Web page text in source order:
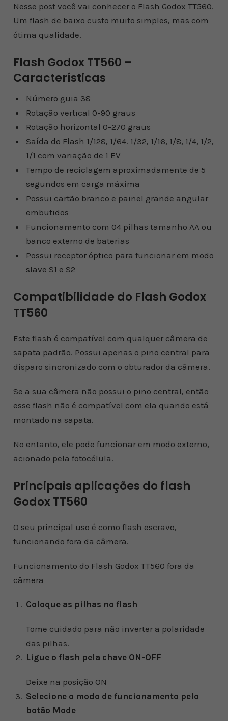
Nesse post você vai conhecer o Flash Godox TT560.
Um flash de baixo custo muito simples, mas com
ótima qualidade.
Flash Godox TT560 –
Características
Número guia 38
Rotação vertical 0-90 graus
Rotação horizontal 0-270 graus
Saída do Flash 1/128, 1/64. 1/32, 1/16, 1/8, 1/4, 1/2,
1/1 com variação de 1 EV
Tempo de reciclagem aproximadamente de 5
segundos em carga máxima
Possui cartão branco e painel grande angular
embutidos
Funcionamento com 04 pilhas tamanho AA ou
banco externo de baterias
Possui receptor óptico para funcionar em modo
slave S1 e S2
Compatibilidade do Flash Godox
TT560
Este flash é compatível com qualquer câmera de
sapata padrão. Possui apenas o pino central para
disparo sincronizado com o obturador da câmera.
Se a sua câmera não possui o pino central, então
esse flash não é compatível com ela quando está
montado na sapata.
No entanto, ele pode funcionar em modo externo,
acionado pela fotocélula.
Principais aplicações do flash
Godox TT560
O seu principal uso é como flash escravo,
funcionando fora da câmera.
Funcionamento do Flash Godox TT560 fora da
câmera
Coloque as pilhas no flash
Tome cuidado para não inverter a polaridade
das pilhas.
Ligue o flash pela chave ON-OFF
Deixe na posição ON
Selecione o modo de funcionamento pelo
botão Mode